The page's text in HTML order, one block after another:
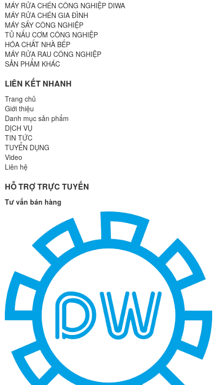
MÁY RỬA CHÉN CÔNG NGHIỆP DIWA
MÁY RỬA CHÉN GIA ĐÌNH
MÁY SẤY CÔNG NGHIỆP
TỦ NẤU CƠM CÔNG NGHIỆP
HÓA CHẤT NHÀ BẾP
MÁY RỬA RAU CÔNG NGHIỆP
SẢN PHẨM KHÁC
LIÊN KẾT NHANH
Trang chủ
Giới thiệu
Danh mục sản phẩm
DỊCH VỤ
TIN TỨC
TUYỂN DỤNG
Video
Liên hệ
HỖ TRỢ TRỰC TUYẾN
Tư vấn bán hàng